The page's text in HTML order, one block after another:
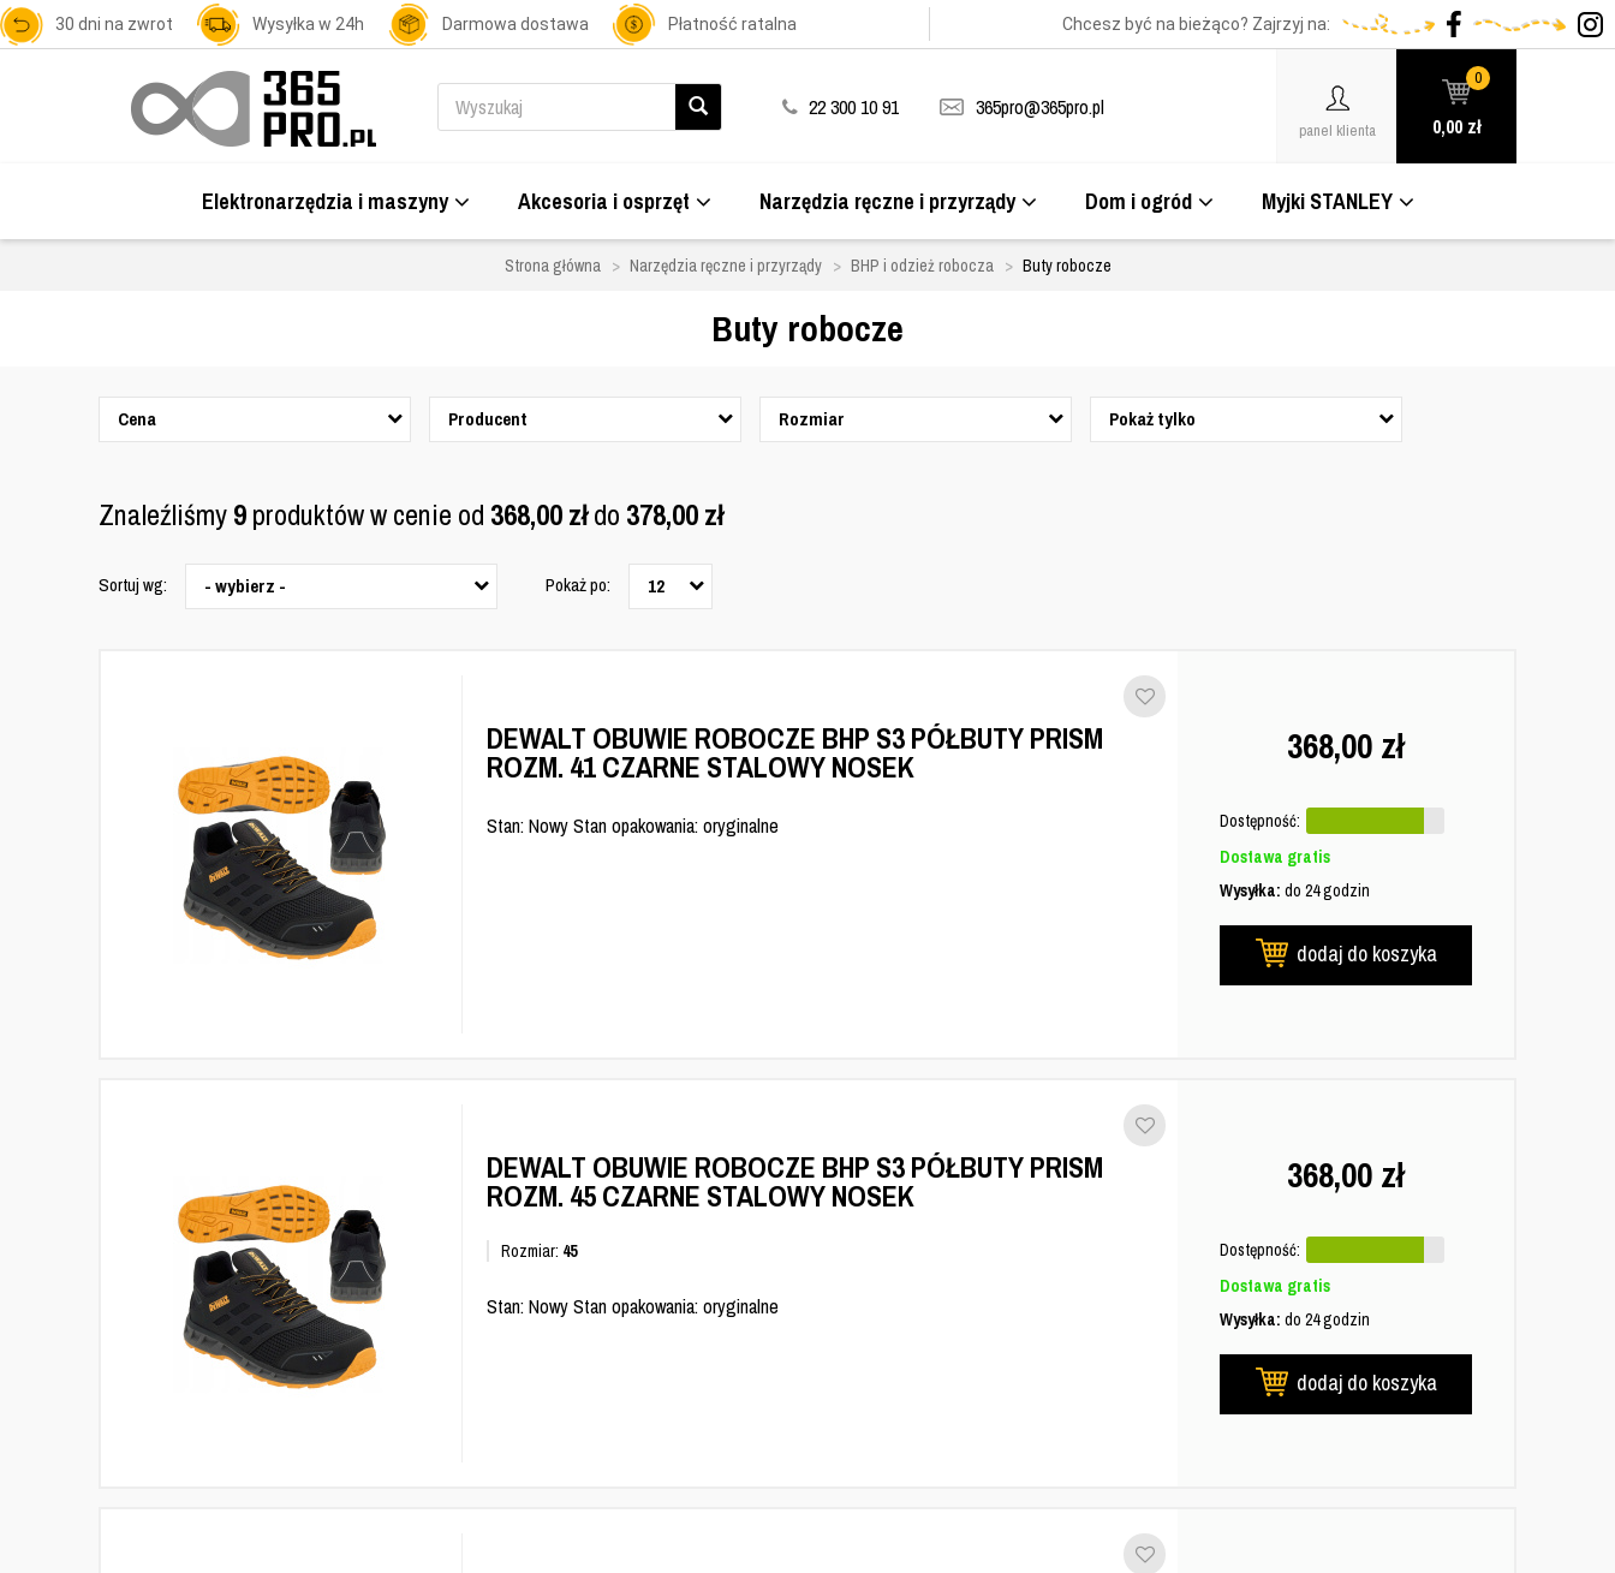
30 dni na zwrot Wysyłka w 24h Darmowa dostawa Płatność ratalna Chcesz być na bieżąco? Zajrzyj na:
22 300 10 91 365pro@365pro.pl
panel klienta
0
0,00 zł
Elektronarzędzia i maszyny Akcesoria i osprzęt Narzędzia ręczne i przyrządy Dom i ogród Myjki STANLEY
Strona główna Narzędzia ręczne i przyrządy BHP i odzież robocza Buty robocze
Buty robocze
Cena Producent Rozmiar Pokaż tylko
Znaleźliśmy9produktów w cenie od 368,00złdo 378,00zł
Sortuj wg: - wybierz - Pokaż po: 12
DEWALT OBUWIE ROBOCZE BHP S3 PÓŁBUTY PRISM
ROZM. 41 CZARNE STALOWY NOSEK
Stan: Nowy Stan opakowania: oryginalne
368,00 zł
Dostępność:
Dostawa gratis
Wysyłka: do 24 godzin
dodaj do koszyka
DEWALT OBUWIE ROBOCZE BHP S3 PÓŁBUTY PRISM
ROZM. 45 CZARNE STALOWY NOSEK
Rozmiar: 45
Stan: Nowy Stan opakowania: oryginalne
368,00 zł
Dostępność:
Dostawa gratis
Wysyłka: do 24 godzin
dodaj do koszyka